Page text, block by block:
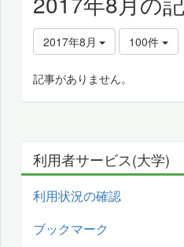
2017年8月 100件
記事がありません。
利用者サービス(大学)
利用状況の確認
ブックマーク